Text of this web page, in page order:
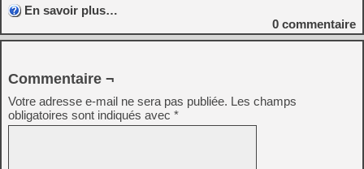
En savoir plus…
0 commentaire
Commentaire ¬
Votre adresse e-mail ne sera pas publiée. Les champs
obligatoires sont indiqués avec *